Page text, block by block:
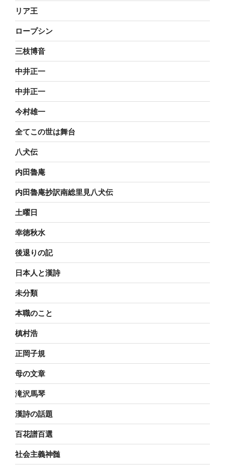
リア王
ロープシン
三枝博音
中井正一
中井正一
今村雄一
全てこの世は舞台
八犬伝
内田魯庵
内田魯庵抄訳南総里見八犬伝
土曜日
幸徳秋水
後退りの記
日本人と漢詩
未分類
本職のこと
槙村浩
正岡子規
母の文章
滝沢馬琴
漢詩の話題
百花譜百選
社会主義神髄